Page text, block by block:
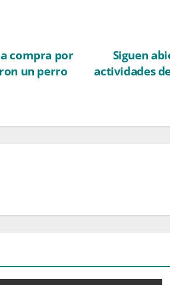
Siguen
actividades
compra por
un perro